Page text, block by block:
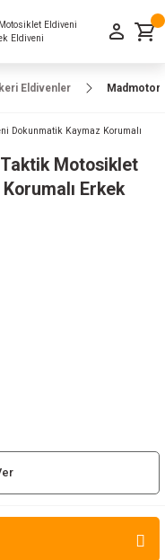
Eldivenler Madmotor
Motosiklet
Erkek